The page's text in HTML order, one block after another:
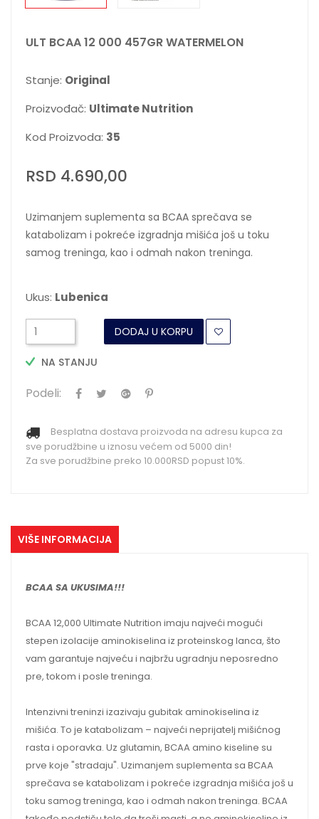
ULT BCAA 12 000 457GR WATERMELON
Stanje: Original
Proizvođač: Ultimate Nutrition
Kod Proizvoda: 35
RSD 4.690,00
Uzimanjem suplementa sa BCAA sprečava se
katabolizam i pokreće izgradnja mišića još u toku
samog treninga, kao i odmah nakon treninga.
Ukus: Lubenica
DODAJ U KORPU
NA STANJU
Podeli:
Besplatna dostava proizvoda na adresu kupca za
sve porudžbine u iznosu većem od 5000 din!
Za sve porudžbine preko 10.000RSD popust 10%.
VIŠE INFORMACIJA
BCAA SA UKUSIMA!!!
BCAA 12,000 Ultimate Nutrition imaju najveći mogući
stepen izolacije aminokiselina iz proteinskog lanca, što
vam garantuje najveću i najbržu ugradnju neposredno
pre, tokom i posle treninga.
Intenzivni treninzi izazivaju gubitak aminokiselina iz
mišića. To je katabolizam – najveći neprijatelj mišićnog
rasta i oporavka. Uz glutamin, BCAA amino kiseline su
prve koje "stradaju". Uzimanjem suplementa sa BCAA
sprečava se katabolizam i pokreće izgradnja mišića još u
toku samog treninga, kao i odmah nakon treninga. BCAA